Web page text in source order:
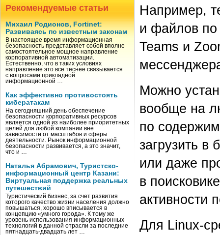
Рекомендуемые статьи
Михаил Родионов, Fortinet:
Развиваясь по известным законам
В настоящее время информационная
безопасность представляет собой вполне
самостоятельное мощное направление
корпоративной автоматизации.
Естественно, что в таких условиях
направление это все теснее связывается
с вопросами прикладной
информационной …
Как эффективно противостоять
кибератакам
На сегодняшний день обеспечение
безопасности корпоративных ресурсов
является одной из наиболее приоритетных
целей для любой компании вне
зависимости от масштабов и сферы
деятельности. Рынок информационной
безопасности развивается, а это значит,
что и …
Наталья Абрамович, Туристско-
информационный центр Казани:
Виртуальная поддержка реальных
путешествий
Туристический бизнес, за счет развития
которого качество жизни населения должно
повышаться, хорошо вписывается в
концепцию «умного города». К тому же
уровень использования информационных
технологий в данной отрасли за последние
пятнадцать-двадцать лет …
Например,
и файлов по
Teams и
Можно
вообще на
по
загрузить
или даже
в
активности
Для Linux-